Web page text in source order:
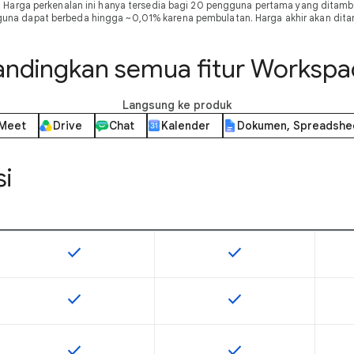
perkenalan ini hanya tersedia bagi 20 pengguna pertama yang
dapat berbeda hingga ~0,01% karena pembulatan. Harga akhir akan
semua fitur
Langsung ke produk
Drive Chat Kalender Dokumen,
Fitur ini tersedia untuk SKU ini
check Fitur ini tersedia untuk
check
Fitur ini tersedia untuk SKU ini
check Fitur ini tersedia untuk
check
Fitur ini tersedia untuk SKU iniFitur ini tersedia untuk